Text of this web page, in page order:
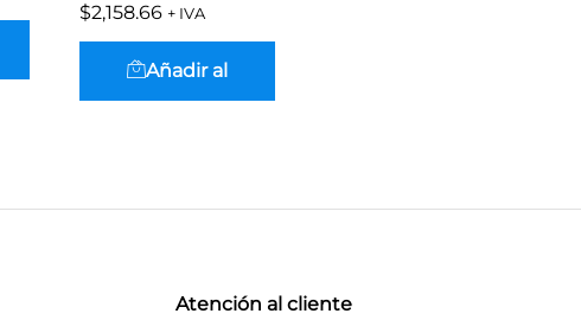
$2,158.66 + IVA
$2,158.66
Añadir al
Atención al cliente